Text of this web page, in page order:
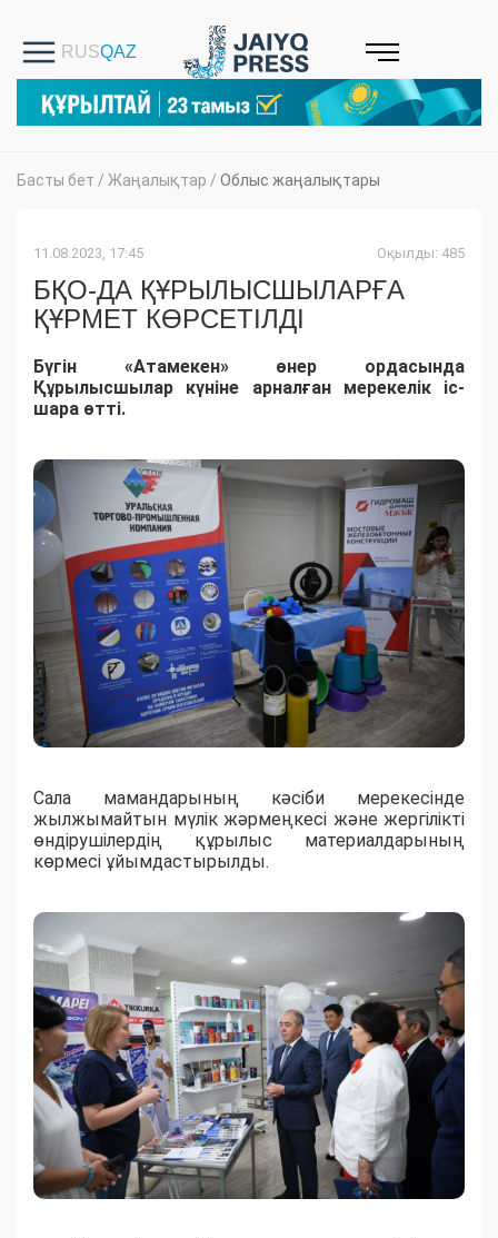
Басты бет / Жаңалықтар / Облыс жаңалықтары
11.08.2023, 17:45 Оқылды: 485
БҚО-ДА ҚҰРЫЛЫСШЫЛАРҒА
ҚҰРМЕТ КӨРСЕТІЛДІ
Бүгін «Атамекен» өнер ордасында
Құрылысшылар күніне арналған мерекелік іс-
шара өтті.
Сала мамандарының кәсіби мерекесінде
жылжымайтын мүлік жәрмеңкесі және жергілікті
өндірушілердің құрылыс материалдарының
көрмесі ұйымдастырылды.